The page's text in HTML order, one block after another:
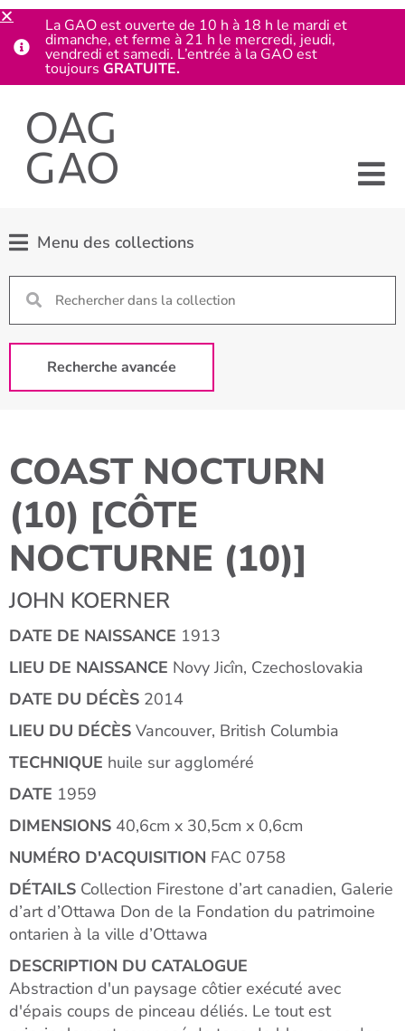
Menu des collections
Recherche avancée
COAST NOCTURN
(10) [CÔTE
NOCTURNE (10)]
JOHN KOERNER
DATE DE NAISSANCE 1913
LIEU DE NAISSANCE Novy Jicîn, Czechoslovakia
DATE DU DÉCÈS 2014
LIEU DU DÉCÈS Vancouver, British Columbia
TECHNIQUE huile sur aggloméré
DATE 1959
DIMENSIONS 40,6cm x 30,5cm x 0,6cm
NUMÉRO D'ACQUISITION FAC 0758
DÉTAILS Collection Firestone d’art canadien, Galerie
d’art d’Ottawa Don de la Fondation du patrimoine
ontarien à la ville d’Ottawa
DESCRIPTION DU CATALOGUE
Abstraction d'un paysage côtier exécuté avec
d'épais coups de pinceau déliés. Le tout est
La GAO est ouverte de 10 h à 18 h le mardi et
dimanche, et ferme à 21 h le mercredi, jeudi,
vendredi et samedi. L’entrée à la GAO est
toujours GRATUITE.